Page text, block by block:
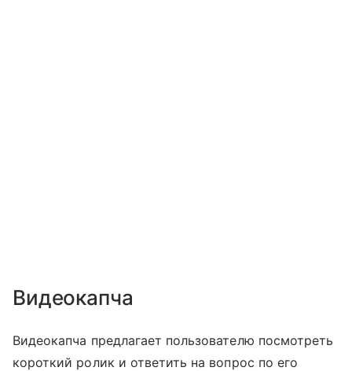
Видеокапча
Видеокапча предлагает пользователю посмотреть
короткий ролик и ответить на вопрос по его